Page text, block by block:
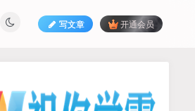
写文章 开通会员